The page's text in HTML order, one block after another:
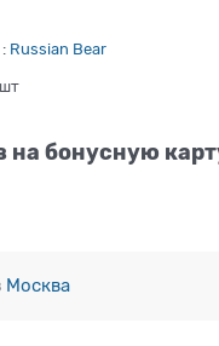
: Russian Bear
шт
на бонусную
Москва